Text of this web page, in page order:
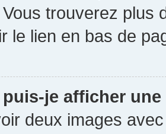
trouverez plus
le lien en bas de
je afficher
deux images